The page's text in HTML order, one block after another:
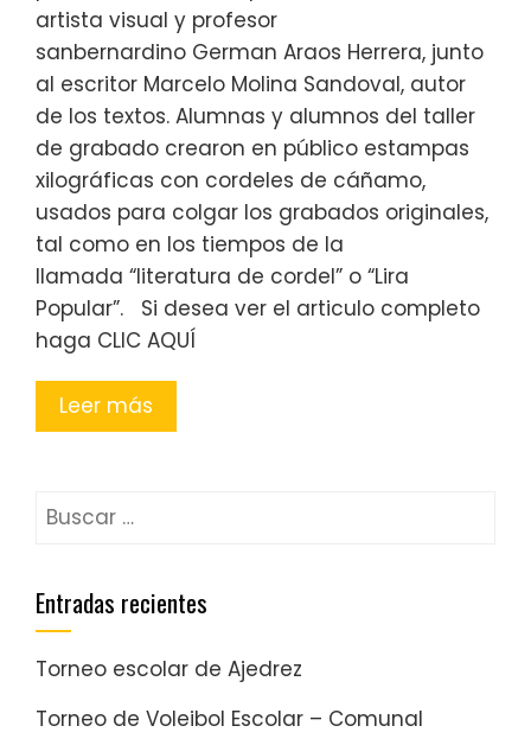
artista visual y profesor
sanbernardino German Araos Herrera, junto
al escritor Marcelo Molina Sandoval, autor
de los textos. Alumnas y alumnos del taller
de grabado crearon en público estampas
xilográficas con cordeles de cáñamo,
usados para colgar los grabados originales,
tal como en los tiempos de la
llamada “literatura de cordel” o “Lira
Popular”. Si desea ver el articulo completo
haga CLIC AQUÍ
Leer más
Entradas recientes
Torneo escolar de Ajedrez
Torneo de Voleibol Escolar – Comunal